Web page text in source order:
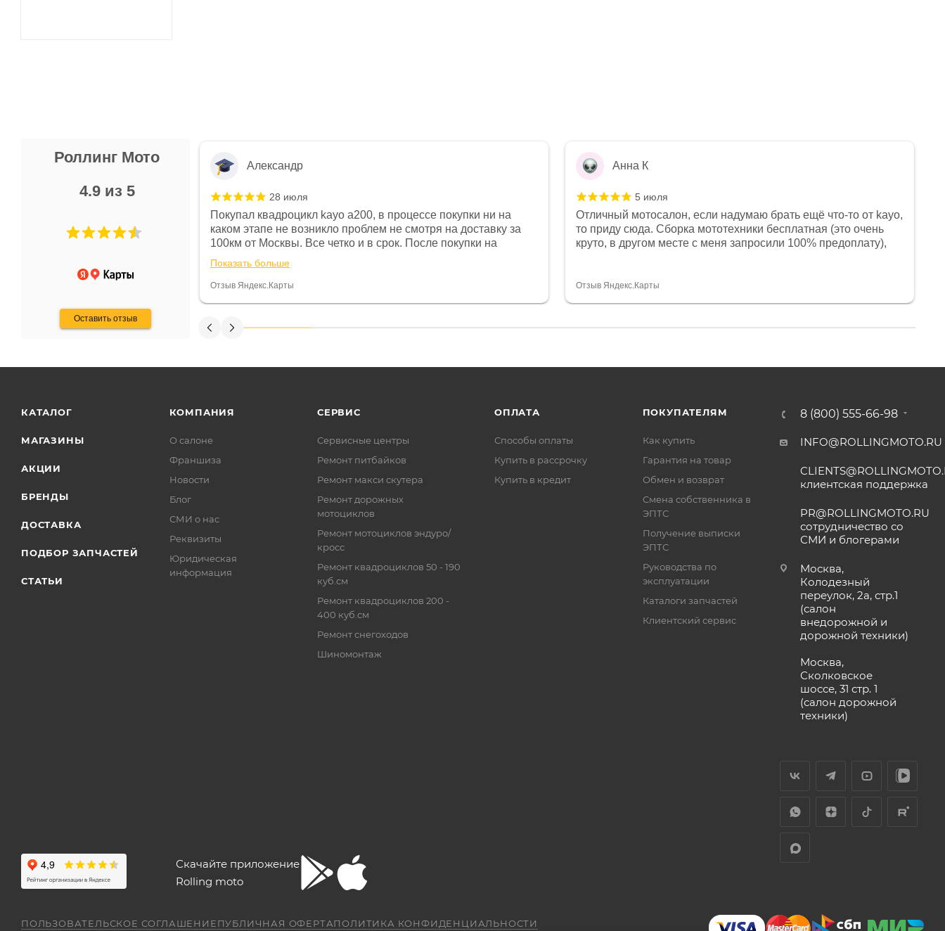
Роллинг Мото
4.9 из 5
Оставить отзыв
Не понравились условия
и дают только на год)
Александр
28 июля
Покупал квадроцикл kayo a200, в процессе покупки ни на
каком этапе не возникло проблем не смотря на доставку за
100км от Москвы. Все четко и в срок. После покупки на
спидометре всегда был 0, при этом представители магазина
постоянно были на связи и в итоге проблема была решена.
Считаю, что это говорит о небезразличии к клиенту после
Показать больше
Отзыв Яндекс.Карты
Анна К
5 июля
Отличный мотосалон, если надумаю брать ещё что-то от kayo,
то приду сюда. Сборка мототехники бесплатная (это очень
круто, в другом месте с меня запросили 100% предоплату),
спасибо отдельное, всегда на связи, очень детально всё
Отзыв Яндекс.Карты
КАТАЛОГ
МАГАЗИНЫ
АКЦИИ
БРЕНДЫ
ДОСТАВКА
ПОДБОР ЗАПЧАСТЕЙ
СТАТЬИ
КОМПАНИЯ
О салоне
Франшиза
Новости
Блог
СМИ о нас
Реквизиты
Юридическая
информация
СЕРВИС
Сервисные центры
Ремонт питбайков
Ремонт макси скутера
Ремонт дорожных
мотоциклов
Ремонт мотоциклов эндуро/
кросс
Ремонт квадроциклов 50 - 190
куб.см
Ремонт квадроциклов 200 -
400 куб.см
Ремонт снегоходов
Шиномонтаж
ОПЛАТА
Способы оплаты
Купить в рассрочку
Купить в кредит
ПОКУПАТЕЛЯМ
Как купить
Гарантия на товар
Обмен и возврат
Смена собственника в
ЭПТС
Получение выписки
ЭПТС
Руководства по
эксплуатации
Каталоги запчастей
Клиентский сервис
8 (800) 555-66-98
INFO@ROLLINGMOTO.RU
клиентская поддержка
PR@ROLLINGMOTO.RU
сотрудничество со
СМИ и блогерами
Москва,
Колодезный
переулок, 2а, стр.1
(салон
внедорожной и
дорожной техники)
Москва,
Сколковское
шоссе, 31 стр. 1
(салон дорожной
техники)
Скачайте приложение
Rolling moto
ПОЛЬЗОВАТЕЛЬСКОЕ СОГЛАШЕНИЕПУБЛИЧНАЯ ОФЕРТАПОЛИТИКА КОНФИДЕНЦИАЛЬНОСТИ